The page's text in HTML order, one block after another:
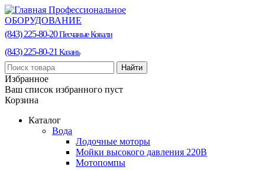
Профессиональное
ОБОРУДОВАНИЕ
(843) 225-80-20Песчаные Ковали
(843) 225-80-21 Казань
Найти
Избранное
Ваш список избранного пуст
Корзина
Каталог
Вода
Лодочные моторы
Мойки высокого давления 220В
Мотопомпы